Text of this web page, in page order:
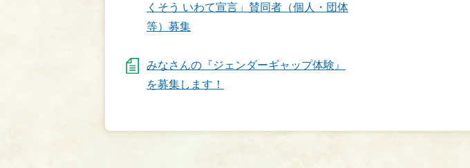
くそう いわて宣言」賛同者（個人・団体
等）募集
みなさんの『ジェンダーギャップ体験』
を募集します！